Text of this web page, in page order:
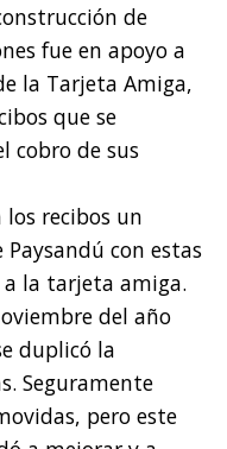
de
fue en apoyo a
la Tarjeta Amiga,
que se
cobro de sus
los recibos un
con estas
la tarjeta amiga.
del año
duplicó la
Seguramente
pero este